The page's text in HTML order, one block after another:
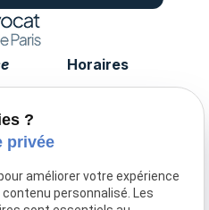
Horaires
?
privée
améliorer votre expérience
personnalisé. Les